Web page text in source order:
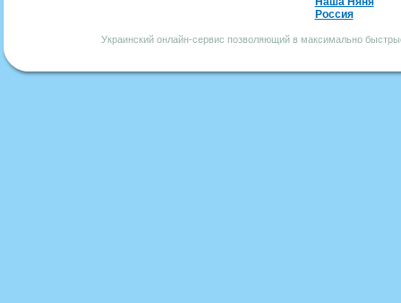
Россия
Украинский онлайн-сервис позволяющий в максимально